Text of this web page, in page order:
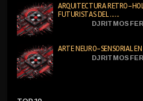
ARQUITECTURA RETRO-
FUTURISTAS DEL ......
ARTE NEURO-SENSORIAL